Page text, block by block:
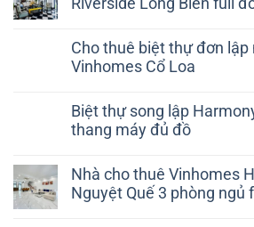
Cho thuê biệt thự đơn lập
Vinhomes Cổ Loa
Biệt thự song lập
thang máy đủ đồ
Nhà cho thuê Vinhomes
Nguyệt Quế 3 phòng ngủ